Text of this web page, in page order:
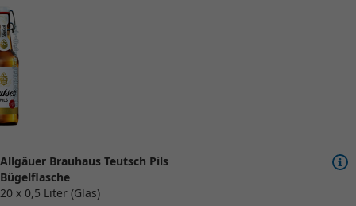
Allgäuer Brauhaus Teutsch Pils
Bügelflasche
20 x 0,5 Liter (Glas)